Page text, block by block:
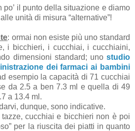
po’ il punto della situazione e diamo
unità di misura “alternative”!
: ormai non esiste più uno standard
i bicchieri, i cucchiai, i cucchiaini,
dimensioni standard; uno studio
dei farmaci ai bambini
esempio la capacità di 71 cucchiai
da 2.5 a ben 7.3 ml e quella di 49
a 13.4 ml.
dunque, sono indicative.
tazze, cucchiai e bicchieri non è poi
per la riuscita dei piatti in quanto